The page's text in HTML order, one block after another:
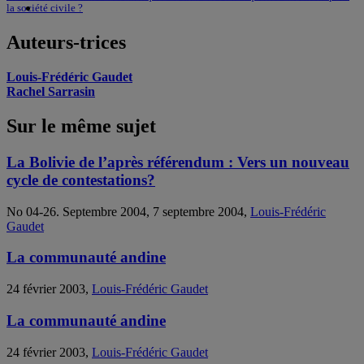
la société civile ?
Auteurs-trices
Louis-Frédéric Gaudet
Rachel Sarrasin
Sur le même sujet
La Bolivie de l’après référendum : Vers un nouveau
cycle de contestations?
No 04-26. Septembre 2004, 7 septembre 2004, Louis-Frédéric
Gaudet
La communauté andine
24 février 2003, Louis-Frédéric Gaudet
La communauté andine
24 février 2003, Louis-Frédéric Gaudet